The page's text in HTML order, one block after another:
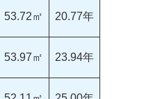
53.72㎡ 20.77年
53.97㎡ 23.94年